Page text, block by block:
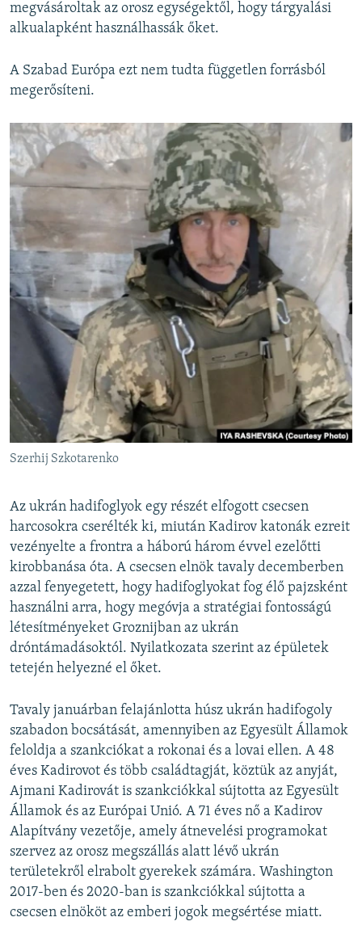
megvásároltak az orosz egységektől, hogy tárgyalási
alkualapként használhassák őket.
A Szabad Európa ezt nem tudta független forrásból
megerősíteni.
Szerhij Szkotarenko
Az ukrán hadifoglyok egy részét elfogott csecsen
harcosokra cserélték ki, miután Kadirov katonák ezreit
vezényelte a frontra a háború három évvel ezelőtti
kirobbanása óta. A csecsen elnök tavaly decemberben
azzal fenyegetett, hogy hadifoglyokat fog élő pajzsként
használni arra, hogy megóvja a stratégiai fontosságú
létesítményeket Groznijban az ukrán
dróntámadásoktól. Nyilatkozata szerint az épületek
tetején helyezné el őket.
Tavaly januárban felajánlotta húsz ukrán hadifogoly
szabadon bocsátását, amennyiben az Egyesült Államok
feloldja a szankciókat a rokonai és a lovai ellen. A 48
éves Kadirovot és több családtagját, köztük az anyját,
Ajmani Kadirovát is szankciókkal sújtotta az Egyesült
Államok és az Európai Unió. A 71 éves nő a Kadirov
Alapítvány vezetője, amely átnevelési programokat
szervez az orosz megszállás alatt lévő ukrán
területekről elrabolt gyerekek számára. Washington
2017-ben és 2020-ban is szankciókkal sújtotta a
csecsen elnököt az emberi jogok megsértése miatt.